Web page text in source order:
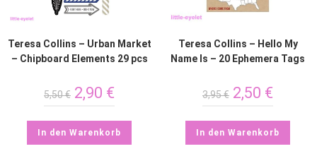
Teresa Collins – Urban Market
– Chipboard Elements 29 pcs
5,50€ 2,90 €
In den Warenkorb
Teresa Collins – Hello My
Name Is – 20 Ephemera Tags
3,95€ 2,50 €
In den Warenkorb